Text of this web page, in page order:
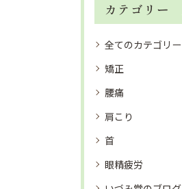
カテゴリー
全てのカテゴリー
矯正
腰痛
肩こり
首
眼精疲労